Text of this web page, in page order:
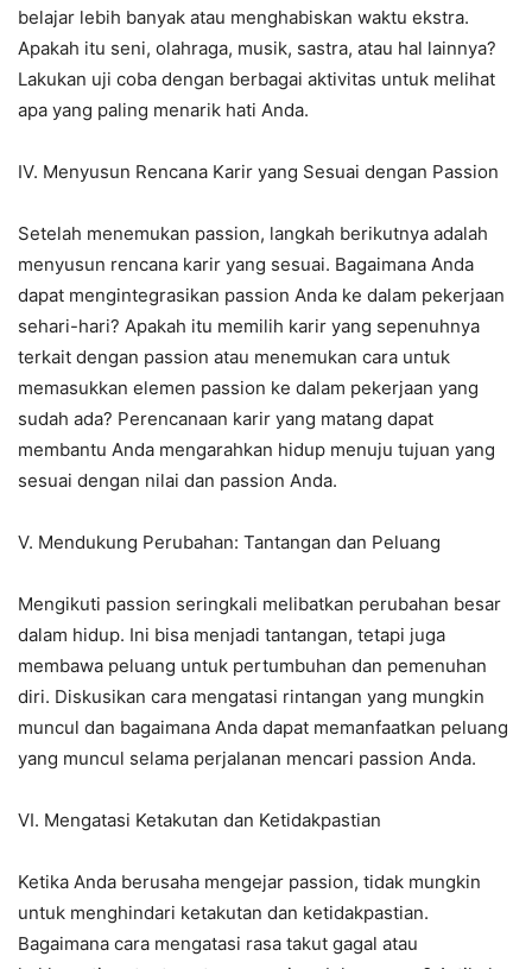
belajar lebih banyak atau menghabiskan waktu ekstra.
Apakah itu seni, olahraga, musik, sastra, atau hal lainnya?
Lakukan uji coba dengan berbagai aktivitas untuk melihat
apa yang paling menarik hati Anda.
IV. Menyusun Rencana Karir yang Sesuai dengan Passion
Setelah menemukan passion, langkah berikutnya adalah
menyusun rencana karir yang sesuai. Bagaimana Anda
dapat mengintegrasikan passion Anda ke dalam pekerjaan
sehari-hari? Apakah itu memilih karir yang sepenuhnya
terkait dengan passion atau menemukan cara untuk
memasukkan elemen passion ke dalam pekerjaan yang
sudah ada? Perencanaan karir yang matang dapat
membantu Anda mengarahkan hidup menuju tujuan yang
sesuai dengan nilai dan passion Anda.
V. Mendukung Perubahan: Tantangan dan Peluang
Mengikuti passion seringkali melibatkan perubahan besar
dalam hidup. Ini bisa menjadi tantangan, tetapi juga
membawa peluang untuk pertumbuhan dan pemenuhan
diri. Diskusikan cara mengatasi rintangan yang mungkin
muncul dan bagaimana Anda dapat memanfaatkan peluang
yang muncul selama perjalanan mencari passion Anda.
VI. Mengatasi Ketakutan dan Ketidakpastian
Ketika Anda berusaha mengejar passion, tidak mungkin
untuk menghindari ketakutan dan ketidakpastian.
Bagaimana cara mengatasi rasa takut gagal atau